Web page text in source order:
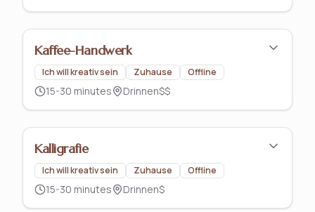
Kaffee-Handwerk
Ich will kreativ sein Zuhause Offline
15-30 minutes Drinnen$$
Kalligrafie
Ich will kreativ sein Zuhause Offline
15-30 minutes Drinnen$